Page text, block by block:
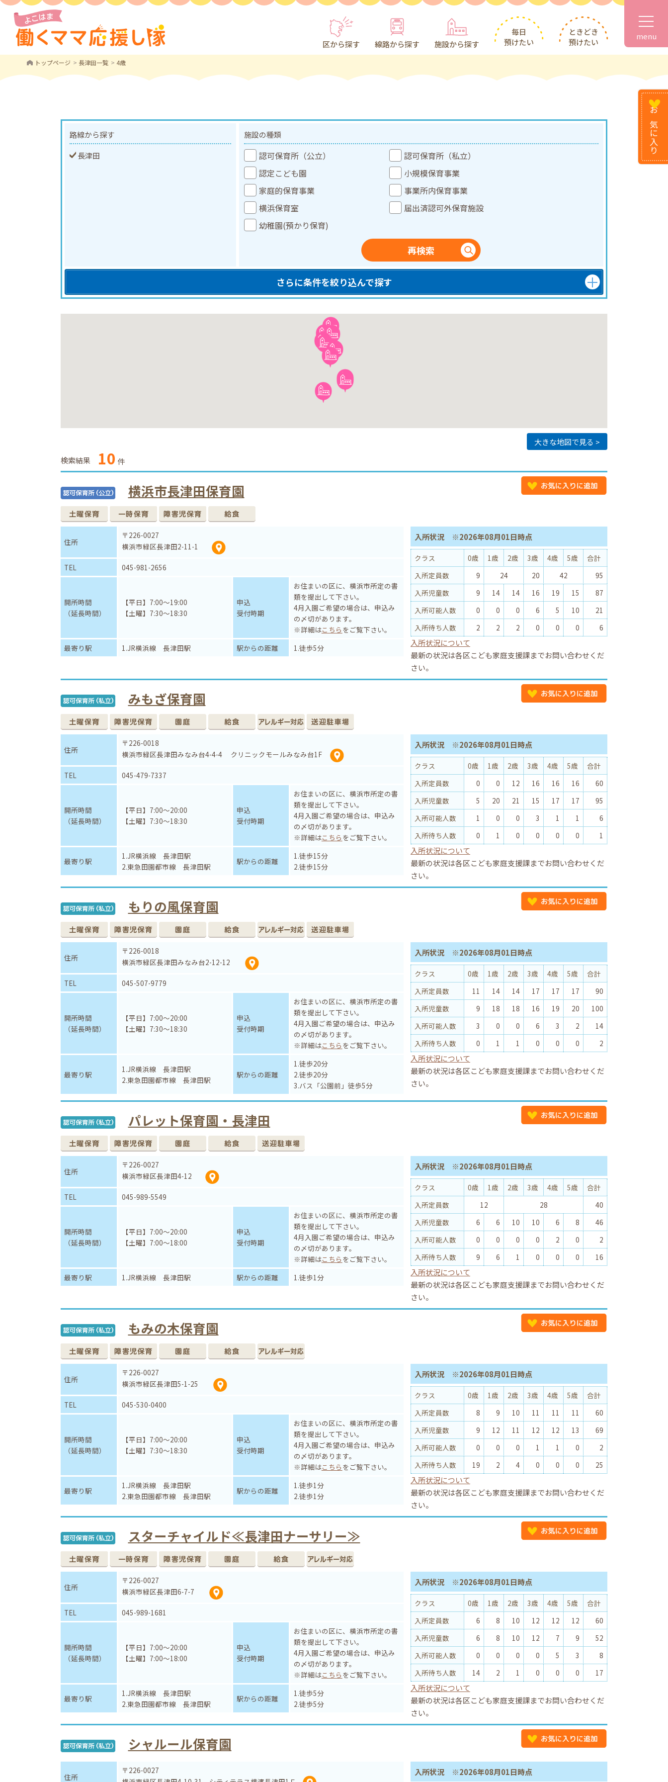
区から探す 線路から探す 施設から探す
毎日
預けたい
ときどき
預けたい
menu
お気に
入り
トップページ 長津田一覧 4歳
路線から探す
長津田
施設の種類
認可保育所（公立）
認可保育所（私立）
認定こども園
小規模保育事業
家庭的保育事業
事業所内保育事業
横浜保育室
届出済認可外保育施設
幼稚園(預かり保育)
再検索
さらに条件を絞り込んで探す
大きな地図で見る
検索結果
10 件
横浜市長津田保育園
住所
〒226-0027
横浜市緑区長津田2-11-1
TEL 045-981-2656
開所時間
（延長時間）
【平日】7:00～19:00
【土曜】7:30～18:30
申込
受付時期
お住まいの区に、横浜市所定の書
類を提出して下さい。
4月入園ご希望の場合は、申込み
の〆切があります。
※詳細はこちら をご覧下さい。
最寄り駅
1.JR横浜線 長津田駅 駅からの距離 1.徒歩5分
入所状況 ※2026年08月01日時点
クラス 0歳 1歳 2歳 3歳 4歳 5歳
合計
入所定員数
9 24 20 42
95
入所児童数
9 14 14 16 19 15
87
入所可能人数
0 0 0 6 5 10
21
入所待ち人数
2 2 2 0 0 0 6
入所状況について
最新の状況は各区こども家庭支援課までお問い合わせくだ
さい。
みもざ保育園
住所
〒226-0018
横浜市緑区長津田みなみ台4-4-4 クリニックモールみなみ台1F
TEL 045-479-7337
開所時間
（延長時間）
【平日】7:00～20:00
【土曜】7:30～18:30
申込
受付時期
お住まいの区に、横浜市所定の書
類を提出して下さい。
4月入園ご希望の場合は、申込み
の〆切があります。
※詳細はこちら をご覧下さい。
最寄り駅
1.JR横浜線 長津田駅
2.東急田園都市線 長津田駅
駅からの距離
1.徒歩15分
2.徒歩15分
入所状況 ※2026年08月01日時点
クラス 0歳 1歳 2歳 3歳 4歳 5歳
合計
入所定員数
0 0 12 16 16 16
60
入所児童数
5 20 21 15 17 17
95
入所可能人数
1 0 0 3 1 1
6
入所待ち人数
0 1 0 0 0 0 1
入所状況について
最新の状況は各区こども家庭支援課までお問い合わせくだ
さい。
もりの風保育園
住所
〒226-0018
横浜市緑区長津田みなみ台2-12-12
TEL 045-507-9779
開所時間
（延長時間）
【平日】7:00～20:00
【土曜】7:30～18:30
申込
受付時期
お住まいの区に、横浜市所定の書
類を提出して下さい。
4月入園ご希望の場合は、申込み
の〆切があります。
※詳細はこちら をご覧下さい。
最寄り駅
1.JR横浜線 長津田駅
2.東急田園都市線 長津田駅
駅からの距離
1.徒歩20分
2.徒歩20分
3.バス「公園前」徒歩5分
入所状況 ※2026年08月01日時点
クラス 0歳 1歳 2歳 3歳 4歳 5歳
合計
入所定員数
11 14 14 17 17 17
90
入所児童数
9 18 18 16 19 20
100
入所可能人数
3 0 0 6 3 2
14
入所待ち人数
0 1 1 0 0 0 2
入所状況について
最新の状況は各区こども家庭支援課までお問い合わせくだ
さい。
パレット保育園・長津田
住所
〒226-0027
横浜市緑区長津田4-12
TEL 045-989-5549
開所時間
（延長時間）
【平日】7:00～20:00
【土曜】7:00～18:00
申込
受付時期
お住まいの区に、横浜市所定の書
類を提出して下さい。
4月入園ご希望の場合は、申込み
の〆切があります。
※詳細はこちら をご覧下さい。
最寄り駅
1.JR横浜線 長津田駅 駅からの距離 1.徒歩1分
入所状況 ※2026年08月01日時点
クラス 0歳 1歳 2歳 3歳 4歳 5歳
合計
入所定員数
12 28
40
入所児童数
6 6 10 10 6 8
46
入所可能人数
0 0 0 0 2 0
2
入所待ち人数
9 6 1 0 0 0 16
入所状況について
最新の状況は各区こども家庭支援課までお問い合わせくだ
さい。
もみの木保育園
住所
〒226-0027
横浜市緑区長津田5-1-25
TEL 045-530-0400
開所時間
（延長時間）
【平日】7:00～20:00
【土曜】7:30～18:30
申込
受付時期
お住まいの区に、横浜市所定の書
類を提出して下さい。
4月入園ご希望の場合は、申込み
の〆切があります。
※詳細はこちら をご覧下さい。
最寄り駅
1.JR横浜線 長津田駅
2.東急田園都市線 長津田駅
駅からの距離
1.徒歩1分
2.徒歩1分
入所状況 ※2026年08月01日時点
クラス 0歳 1歳 2歳 3歳 4歳 5歳
合計
入所定員数
8 9 10 11 11 11
60
入所児童数
9 12 11 12 12 13
69
入所可能人数
0 0 0 1 1 0
2
入所待ち人数
19 2 4 0 0 0 25
入所状況について
最新の状況は各区こども家庭支援課までお問い合わせくだ
さい。
スターチャイルド≪長津田ナーサリー≫
住所
〒226-0027
横浜市緑区長津田6-7-7
TEL 045-989-1681
開所時間
（延長時間）
【平日】7:00～20:00
【土曜】7:00～18:00
申込
受付時期
お住まいの区に、横浜市所定の書
類を提出して下さい。
4月入園ご希望の場合は、申込み
の〆切があります。
※詳細はこちら をご覧下さい。
最寄り駅
1.JR横浜線 長津田駅
2.東急田園都市線 長津田駅
駅からの距離
1.徒歩5分
2.徒歩5分
入所状況 ※2026年08月01日時点
クラス 0歳 1歳 2歳 3歳 4歳 5歳
合計
入所定員数
6 8 10 12 12 12
60
入所児童数
6 8 10 12 7 9
52
入所可能人数
0 0 0 0 5 3
8
入所待ち人数
14 2 1 0 0 0 17
入所状況について
最新の状況は各区こども家庭支援課までお問い合わせくだ
さい。
シャルール保育園
住所
〒226-0027
入所状況 ※2026年08月01日時点